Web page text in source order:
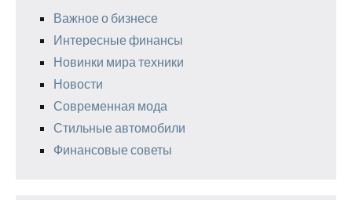
Важное о бизнесе
Интересные финансы
Новинки мира техники
Новости
Современная мода
Стильные автомобили
Финансовые советы